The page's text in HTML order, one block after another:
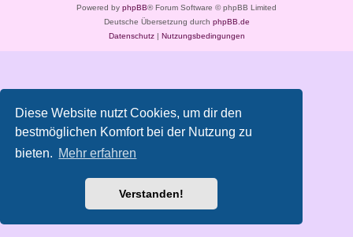
Diese Website nutzt Cookies, um dir den
bestmöglichen Komfort bei der Nutzung zu
bieten. Mehr erfahren
Verstanden!
Powered by phpBB® Forum Software © phpBB Limited
Deutsche Übersetzung durch phpBB.de
Datenschutz| Nutzungsbedingungen